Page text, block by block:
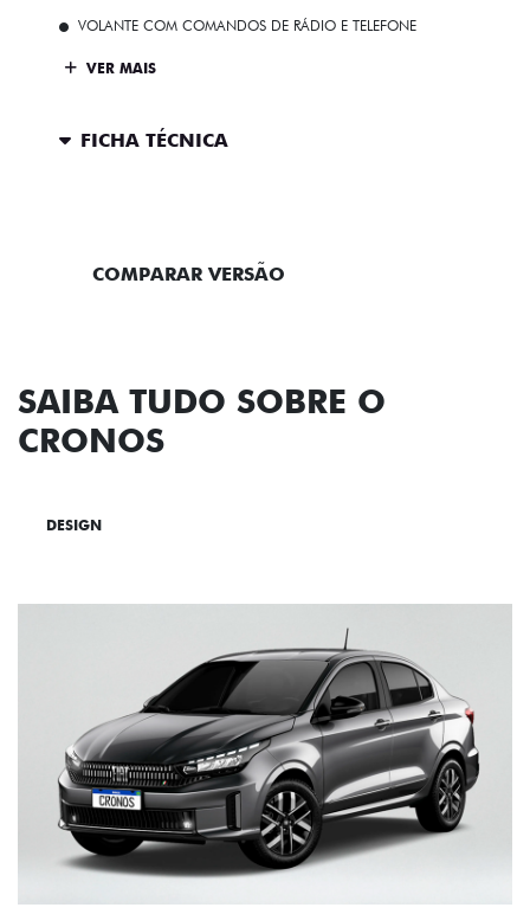
VOLANTE COM COMANDOS DE RÁDIO E TELEFONE
VER MAIS
FICHA TÉCNICA
COMPARAR VERSÃO
SAIBA TUDO SOBRE O
CRONOS
DESIGN